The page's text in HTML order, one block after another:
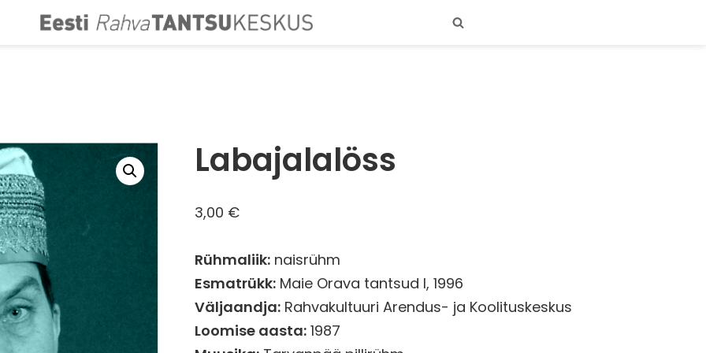
Labajalalöss
3,00 €
Rühmaliik:naisrühm
Esmatrükk:Maie Orava tantsud I, 1996
Väljaandja:Rahvakultuuri Arendus- ja Koolituskeskus
Loomise aasta:1987